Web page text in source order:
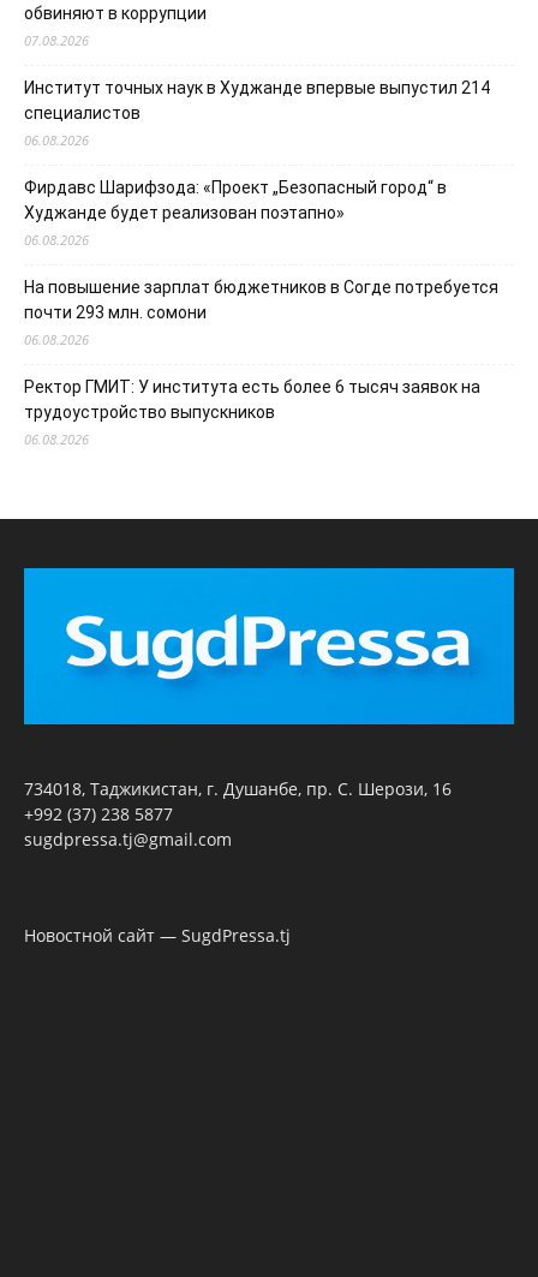
обвиняют в коррупции
07.08.2026
Институт точных наук в Худжанде впервые выпустил 214
специалистов
06.08.2026
Фирдавс Шарифзода: «Проект „Безопасный город“ в
Худжанде будет реализован поэтапно»
06.08.2026
На повышение зарплат бюджетников в Согде потребуется
почти 293 млн. сомони
06.08.2026
Ректор ГМИТ: У института есть более 6 тысяч заявок на
трудоустройство выпускников
06.08.2026
734018, Таджикистан, г. Душанбе, пр. С. Шерози, 16
+992 (37) 238 5877
sugdpressa.tj@gmail.com
Новостной сайт — SugdPressa.tj